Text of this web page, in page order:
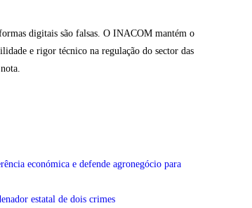
digitais são falsas. O INACOM mantém o
e rigor técnico na regulação do sector das
económica e defende agronegócio para
estatal de dois crimes